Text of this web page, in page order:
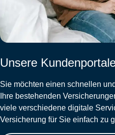
Unsere
Sie möchten einen schnellen
Ihre bestehenden
viele verschiedene digitale
Versicherung für Sie einfach zu